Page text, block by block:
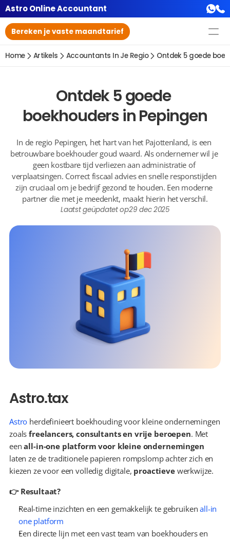
Astro Online Accountant
Bereken je vaste maandtarief
Home Artikels Accountants In Je Regio Ontdek 5 goede
Ontdek 5 goede
boekhouders in Pepingen
In de regio Pepingen, het hart van het Pajottenland, is een
betrouwbare boekhouder goud waard. Als ondernemer wil je
geen kostbare tijd verliezen aan administratie of
verplaatsingen. Correct fiscaal advies en snelle responstijden
zijn cruciaal om je bedrijf gezond te houden. Een moderne
partner die met je meedenkt, maakt hierin het verschil.
Laatst geüpdatet op29 dec 2025
Astro.tax
Astro herdefinieert boekhouding voor kleine ondernemingen
zoals freelancers, consultants en vrije beroepen. Met
een all-in-one platform voor kleine ondernemingen
laten ze de traditionele papieren rompslomp achter zich en
kiezen ze voor een volledig digitale, proactieve werkwijze.
👉 Resultaat?
Real-time inzichten en een gemakkelijk te gebruiken all-in
one platform
Een directe lijn met een vast team van boekhouders en